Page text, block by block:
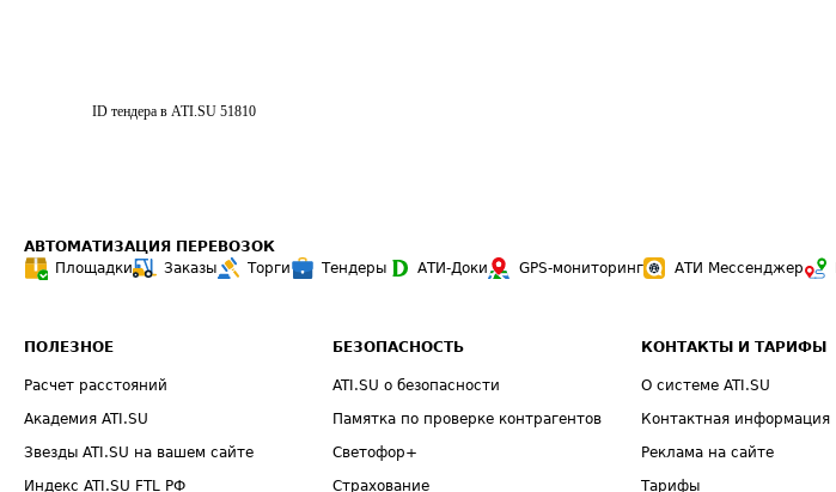
ID тендера в ATI.SU 51810
АВТОМАТИЗАЦИЯ ПЕРЕВОЗОК
Площадки
Заказы Торги Тендеры АТИ-Доки GPS-мониторинг АТИ Мессенджер
ПОЛЕЗНОЕ
Расчет расстояний
Академия ATI.SU
Звезды ATI.SU на вашем сайте
Индекс ATI.SU FTL РФ
БЕЗОПАСНОСТЬ
ATI.SU о безопасности
Памятка по проверке контрагентов
Светофор+
Страхование
КОНТАКТЫ И ТАРИФЫ
О системе ATI.SU
Контактная информация
Реклама на сайте
Тарифы